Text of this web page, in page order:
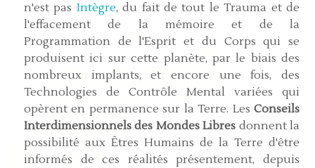
n'est pas Intègre, du fait de tout le Trauma et de
l'effacement de la mémoire et de la
Programmation de l'Esprit et du Corps qui se
produisent ici sur cette planète, par le biais des
nombreux implants, et encore une fois, des
Technologies de Contrôle Mental variées qui
opèrent en permanence sur la Terre. Les Conseils
Interdimensionnels des Mondes Libres donnent la
possibilité aux Êtres Humains de la Terre d'être
informés de ces réalités présentement, depuis